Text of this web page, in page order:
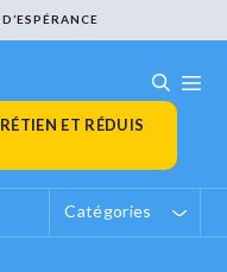
ET RÉDUIS
Catégories